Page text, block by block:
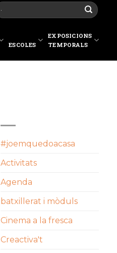
ESCOLES
EXPOSICIONS
TEMPORALS
#joemquedoacasa
Activitats
Agenda
batxillerat i mòduls
Cinema a la fresca
Creactiva't